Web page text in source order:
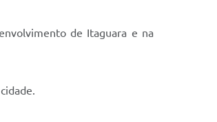
de Itaguara e na